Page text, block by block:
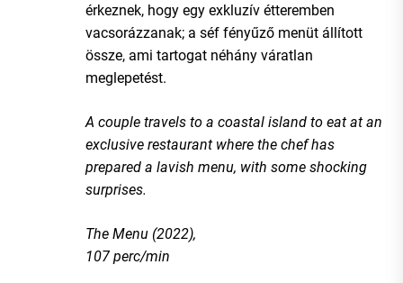
érkeznek, hogy egy exkluzív étteremben
vacsorázzanak; a séf fényűző menüt állított
össze, ami tartogat néhány váratlan
meglepetést.
A couple travels to a coastal island to eat at an
exclusive restaurant where the chef has
prepared a lavish menu, with some shocking
surprises.
The Menu (2022),
107 perc/min